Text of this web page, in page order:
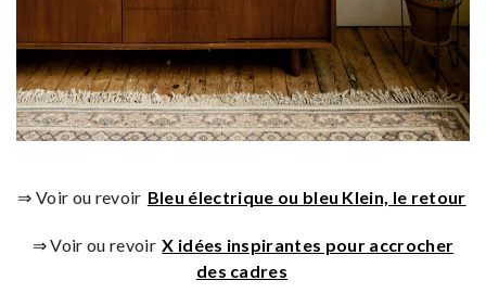
⇒ Voir ou revoir Bleu électrique ou bleu Klein, le retour
⇒ Voir ou revoir X idées inspirantes pour accrocher
des cadres